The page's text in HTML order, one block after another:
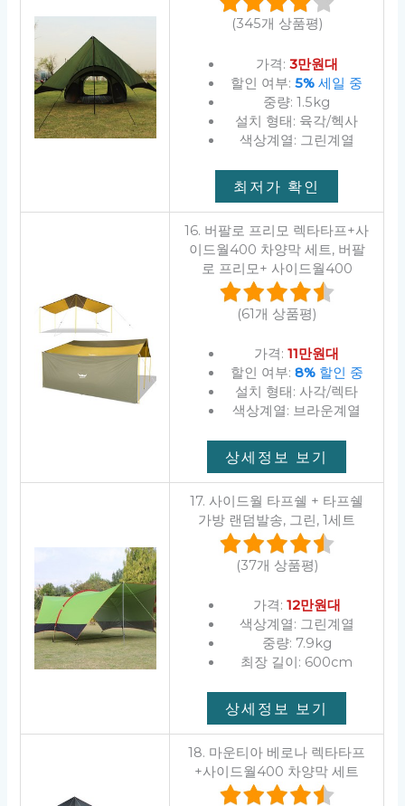
(345개 상품평)
가격: 3만원대
할인 여부:5% 세일 중
중량: 1.5kg
설치 형태: 육각/헥사
색상계열: 그린계열
최저가 확인
16. 버팔로 프리모 렉타타프+사
이드월400 차양막 세트, 버팔
로 프리모+ 사이드월400
(61개 상품평)
가격:11만원대
할인 여부: 8%할인 중
설치 형태: 사각/렉타
색상계열: 브라운계열
상세정보 보기
17. 사이드월 타프쉘 + 타프쉘
가방 랜덤발송, 그린, 1세트
(37개 상품평)
가격: 12만원대
색상계열: 그린계열
중량: 7.9kg
최장 길이: 600cm
상세정보 보기
18. 마운티아 베로나 렉타타프
+사이드월400 차양막 세트